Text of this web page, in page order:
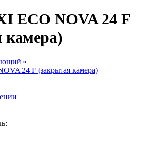
ECO NOVA 24 F
камера)
»